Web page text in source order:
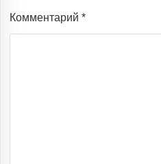
Комментарий *